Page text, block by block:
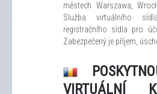
městech Warszawa,
Služba virtuálního
registračního sídla pro
Zabezpečený je příjem,
VIRTUÁLNÍ